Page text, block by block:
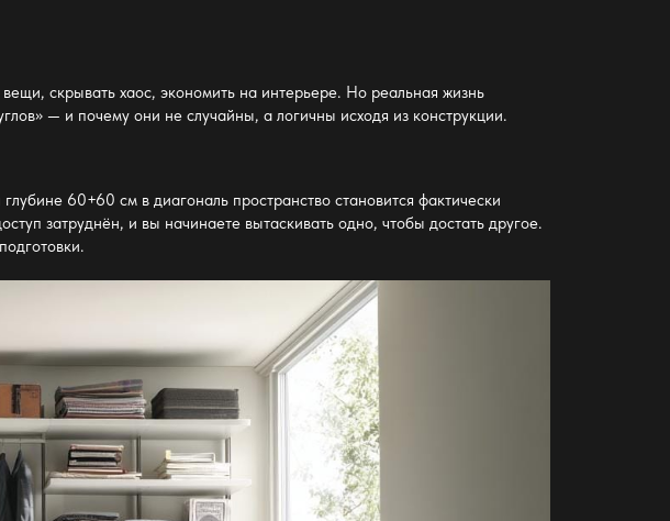
скрывать хаос, экономить на интерьере. Но реальная жизнь
— и почему они не случайны, а логичны исходя из конструкции.
60+60 см в диагональ пространство становится фактически
затруднён, и вы начинаете вытаскивать одно, чтобы достать другое.